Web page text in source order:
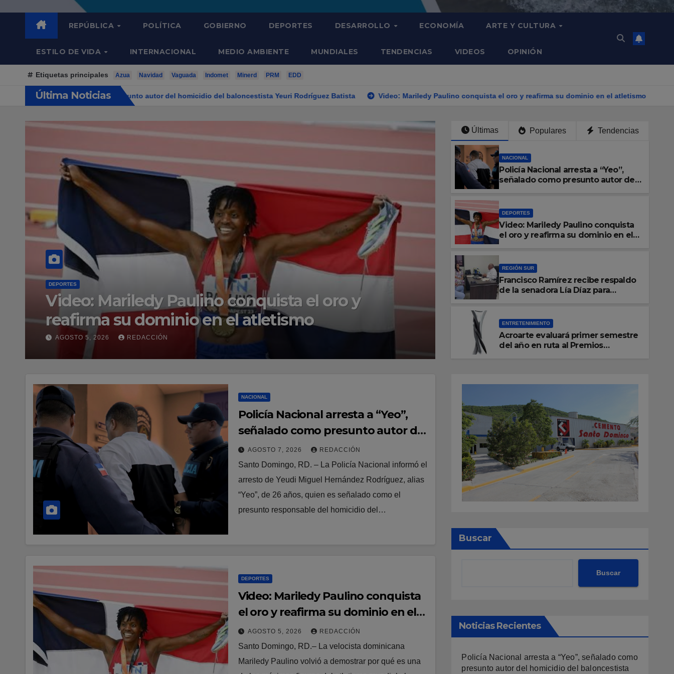
REPÚBLICA POLÍTICA GOBIERNO DEPORTES DESARROLLO ECONOMÍA ARTE Y CULTURA
ESTILO DE VIDA INTERNACIONAL MEDIO AMBIENTE MUNDIALES TENDENCIAS VIDEOS OPINIÓN
Etiquetas principales Azua Navidad Vaguada Indomet Minerd PRM EDD
Última Noticias
como presunto autor del homicidio del baloncestista Yeuri Rodríguez Batista Video: Mariledy Paulino conquista el oro y reafirma su dominio en el atletismo Francisco Ramírez
REGIÓN SUR
Francisco Ramírez recibe respaldo de la
senadora Lía Díaz para fortalecer la UASD-Azua
AGOSTO 5, 2026 REDACCIÓN
ENTRETENIMIENTO
Acroarte evaluará primer
ruta al Premios Soberano
AGOSTO 5, 2026 REDACCIÓN
Últimas Populares Tendencias
NACIONAL
Policía Nacional arresta a “Yeo”,
señalado como presunto autor del
DEPORTES
Video: Mariledy Paulino conquista
el oro y reafirma su dominio en el
REGIÓN SUR
Francisco Ramírez recibe respaldo
de la senadora Lía Díaz para
ENTRETENIMIENTO
Acroarte evaluará primer semestre
del año en ruta al Premios
NACIONAL
Policía Nacional arresta a “Yeo”,
señalado como presunto autor del
homicidio del baloncestista Yeuri
Rodríguez Batista
AGOSTO 7, 2026 REDACCIÓN
Santo Domingo, RD. – La Policía Nacional informó el
arresto de Yeudi Miguel Hernández Rodríguez, alias
“Yeo”, de 26 años, quien es señalado como el
presunto responsable del homicidio del…
DEPORTES
Video: Mariledy Paulino conquista
el oro y reafirma su dominio en el
atletismo
AGOSTO 5, 2026 REDACCIÓN
Santo Domingo, RD.– La velocista dominicana
Mariledy Paulino volvió a demostrar por qué es una
Buscar
Buscar
Noticias Recientes
Policía Nacional arresta a “Yeo”, señalado como
presunto autor del homicidio del baloncestista